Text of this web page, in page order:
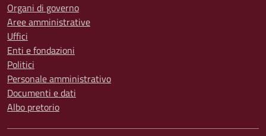
Organi di governo
Aree amministrative
Uffici
Enti e fondazioni
Politici
Personale amministrativo
Documenti e dati
Albo pretorio